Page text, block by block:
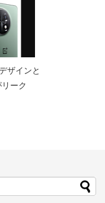
ザインと
ーク